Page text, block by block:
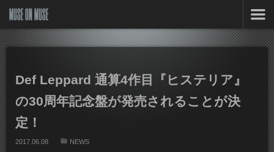
MUSE ON MUSE
Def Leppard 通算4作目『ヒステリア』
の30周年記念盤が発売されることが決
定！
2017.06.08 NEWS